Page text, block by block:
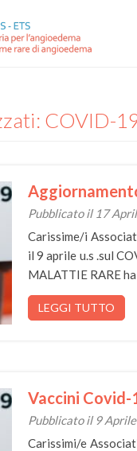
COVID-
Pubblicato il 17
Carissime/i
il 9 aprile u.s .sul
MALATTIE RARE
LEGGI TUTTO
Vaccini
Pubblicato il 9
Carissimi/e